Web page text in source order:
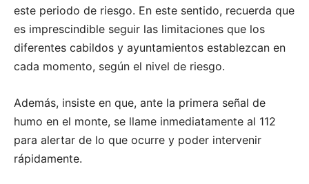
este periodo de riesgo. En este sentido, recuerda que
es imprescindible seguir las limitaciones que los
diferentes cabildos y ayuntamientos establezcan en
cada momento, según el nivel de riesgo.
Además, insiste en que, ante la primera señal de
humo en el monte, se llame inmediatamente al 112
para alertar de lo que ocurre y poder intervenir
rápidamente.